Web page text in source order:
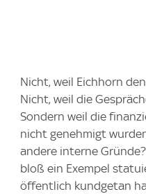
Nicht, weil Eichhorn
Nicht, weil die
Sondern weil die
nicht genehmigt
andere interne
bloß ein Exempel
öffentlich kundgetan